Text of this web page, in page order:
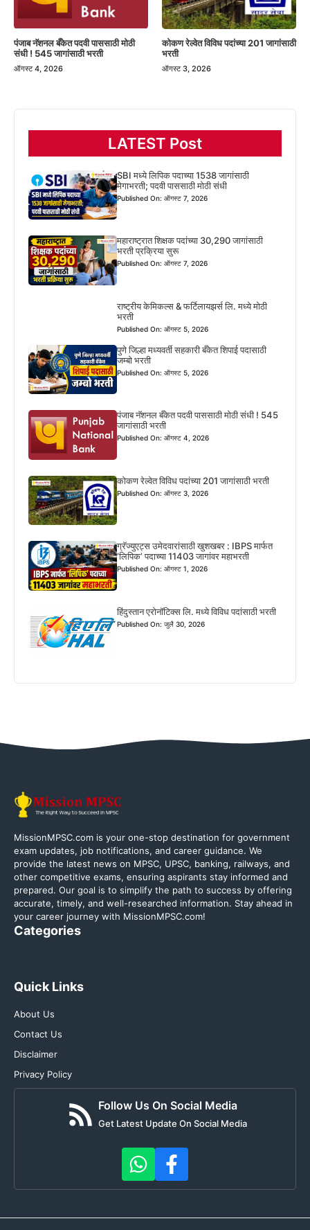
पंजाब नॅशनल बँकेत पदवी पाससाठी मोठी
संधी ! 545 जागांसाठी भरती
ऑगस्ट 4, 2026
कोकण रेल्वेत विविध पदांच्या 201 जागांसाठी
भरती
ऑगस्ट 3, 2026
LATEST Post
SBI मध्ये लिपिक पदाच्या 1538 जागांसाठी
मेगाभरती; पदवी पाससाठी मोठी संधी
Published On: ऑगस्ट 7, 2026
महाराष्ट्रात शिक्षक पदांच्या 30,290 जागांसाठी
भरती प्रक्रिया सुरू
Published On: ऑगस्ट 7, 2026
राष्ट्रीय केमिकल्स & फर्टिलायझर्स लि. मध्ये मोठी
भरती
Published On: ऑगस्ट 5, 2026
पुणे जिल्हा मध्यवर्ती सहकारी बँकेत शिपाई पदासाठी
जम्बो भरती
Published On: ऑगस्ट 5, 2026
पंजाब नॅशनल बँकेत पदवी पाससाठी मोठी संधी ! 545
जागांसाठी भरती
Published On: ऑगस्ट 4, 2026
कोकण रेल्वेत विविध पदांच्या 201 जागांसाठी भरती
Published On: ऑगस्ट 3, 2026
ग्रॅज्युएट्स उमेदवारांसाठी खुशखबर : IBPS मार्फत
‘लिपिक’ पदाच्या 11403 जागांवर महाभरती
Published On: ऑगस्ट 1, 2026
हिंदुस्तान एरोनॉटिक्स लि. मध्ये विविध पदांसाठी भरती
Published On: जुलै 30, 2026
MissionMPSC.com is your one-stop destination for government
exam updates, job notifications, and career guidance. We
provide the latest news on MPSC, UPSC, banking, railways, and
other competitive exams, ensuring aspirants stay informed and
prepared. Our goal is to simplify the path to success by offering
accurate, timely, and well-researched information. Stay ahead in
your career journey with MissionMPSC.com!
Categories
Quick Links
About Us
Contact Us
Disclaimer
Privacy Policy
Follow Us On Social Media
Get Latest Update On Social Media